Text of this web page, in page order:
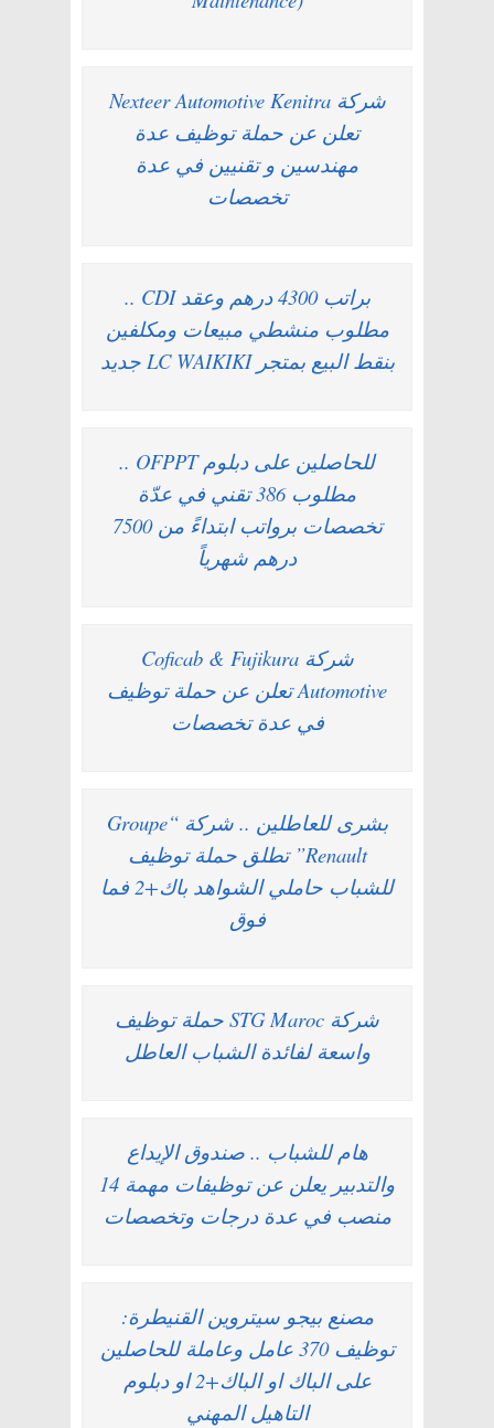
شركة Nexteer Automotive Kenitra
تعلن عن حملة توظيف عدة
مهندسين و تقنيين في عدة
تخصصات
براتب 4300 درهم وعقد CDI ..
مطلوب منشطي مبيعات ومكلفين
بنقط البيع بمتجر LC WAIKIKI جديد
للحاصلين على دبلوم OFPPT ..
مطلوب 386 تقني في عدّة
تخصصات برواتب ابتداءً من 7500
درهم شهرياً
شركة Coficab & Fujikura
Automotive تعلن عن حملة توظيف
في عدة تخصصات
بشرى للعاطلين .. شركة “Groupe
Renault” تطلق حملة توظيف
للشباب حاملي الشواهد باك+2 فما
فوق
شركة STG Maroc حملة توظيف
واسعة لفائدة الشباب العاطل
هام للشباب .. صندوق الإيداع
والتدبير يعلن عن توظيفات مهمة 14
منصب في عدة درجات وتخصصات
مصنع بيجو سيتروين القنيطرة:
توظيف 370 عامل وعاملة للحاصلين
على الباك او الباك+2 او دبلوم
التاهيل المهني